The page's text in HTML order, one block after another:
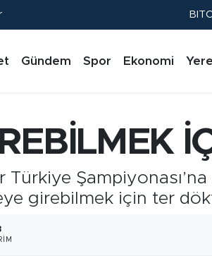
Gündem Spor Ekonomi
Türkiye
girebilmek için ter